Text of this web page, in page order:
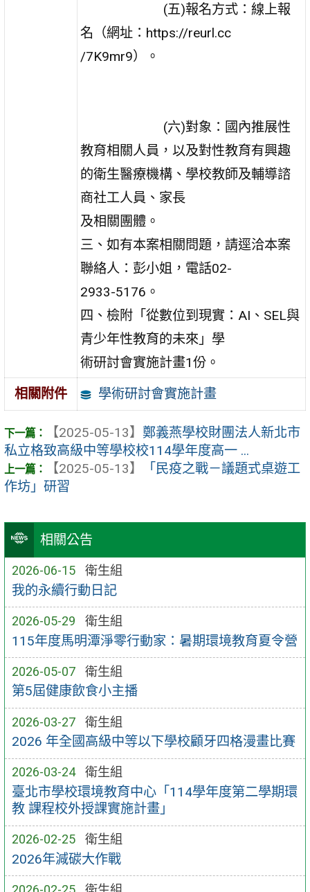
相關公告
2026-06-15 衛生組
我的永續行動日記
2026-05-29 衛生組
115年度馬明潭淨零行動家：暑期環境教育夏令營
2026-05-07 衛生組
第5屆健康飲食小主播
2026-03-27 衛生組
2026 年全國高級中等以下學校顧牙四格漫畫比賽
2026-03-24 衛生組
臺北市學校環境教育中心「114學年度第二學期環
教 課程校外授課實施計畫」
2026-02-25 衛生組
2026年減碳大作戰
(五)報名方式：線上報
名（網址：https://reurl.cc
/7K9mr9）。
(六)對象：國內推展性
教育相關人員，以及對性教育有興趣
的衛生醫療機構、學校教師及輔導諮
商社工人員、家長
及相關團體。
三、如有本案相關問題，請逕洽本案
聯絡人：彭小姐，電話02-
2933-5176。
四、檢附「從數位到現實：AI、SEL與
青少年性教育的未來」學
術研討會實施計畫1份。
相關附件
學術研討會實施計畫
【2025-05-13】 鄭義燕學校財團法人新北市
私立格致高級中等學校校114學年度高一 ...
【2025-05-13】
「民疫之戰－議題式桌遊工
作坊」研習